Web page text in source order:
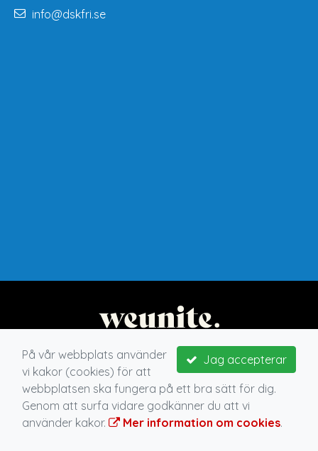
info@dskfri.se
Jag accepterar
På vår webbplats använder
vi kakor (cookies) för att
webbplatsen ska fungera på ett bra sätt för dig.
Genom att surfa vidare godkänner du att vi
använder kakor.
Mer information om cookies.